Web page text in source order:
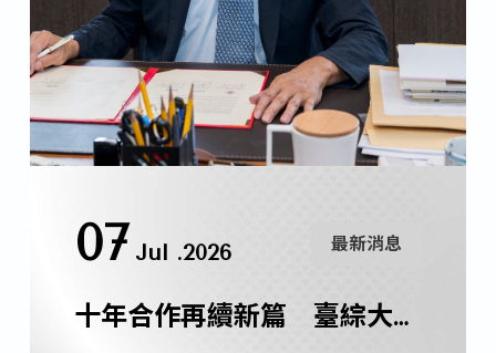
用論壇｜6/15 線上見！
04/Jun/2026 最新消息
【臺灣綜合大學系統大師系列講
座】哈佛學者 Eric Nelson 成大開
講：現代「選舉式民主」源自 17
【115年度中興大學精醫暑期學分課
程及企業實習報名中】
能
研
習
營
(
08 Aug .2026 最新消息
08 Aug .2026 最新消息
07 Jul .2026 最新消息
十年合作再續新篇 臺綜大與
07 Jul .2026 最新消息
07 Jul .2026 最新消息
07 Jul .2026 最新消息
07 Jul .2026 最新消息
06 Jun .2026 最新消息
06 Jun .2026 最新消息
05 May .2026 最新消息